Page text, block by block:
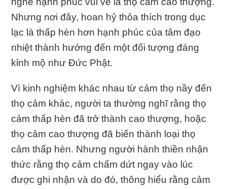
Nhưng nơi đây, hoan hỷ thỏa thích trong dục
lạc là thấp hèn hơn hạnh phúc của tâm đạo
nhiệt thành hướng đến một đối tượng đáng
kỉnh mộ như Ðức Phật.
Vì kinh nghiệm khác nhau từ cảm thọ nầy đến
thọ cảm khác, người ta thường nghĩ rằng thọ
cảm thấp hèn đã trở thành cao thượng, hoặc
thọ cảm cao thượng đã biến thành loại thọ
cảm thấp hèn. Nhưng người hành thiền nhận
thức rằng thọ cảm chấm dứt ngay vào lúc
được ghi nhận và do đó, thông hiểu rằng cảm